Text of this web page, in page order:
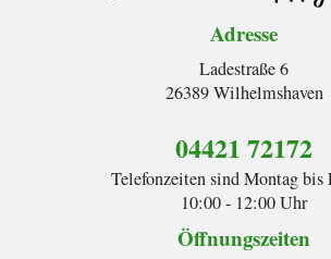
Adresse
Ladestraße 6
26389 Wilhelmshaven
04421 72172
Telefonzeiten sind Montag bis
10:00 - 12:00 Uhr
Öffnungszeiten